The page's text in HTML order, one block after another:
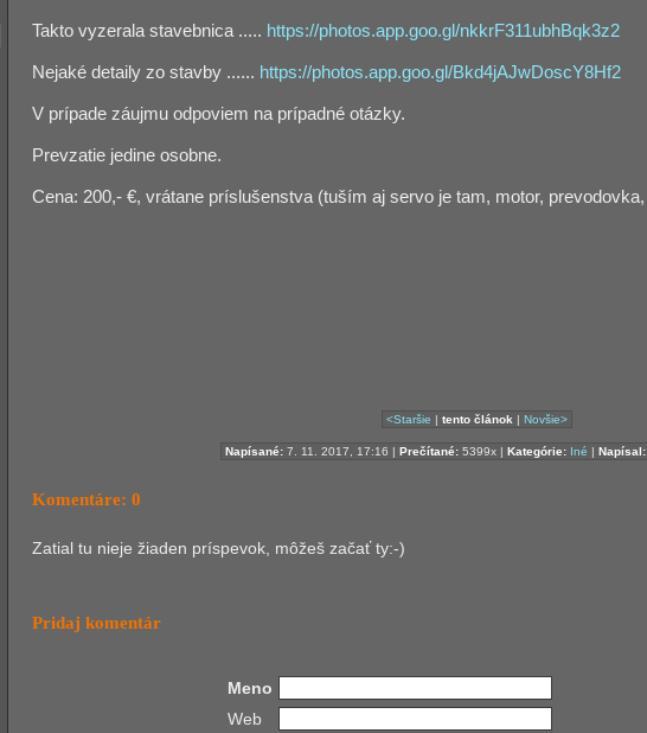
Takto vyzerala stavebnica ..... https://photos.app.goo.gl/nkkrF311ubhBqk3z2
Nejaké detaily zo stavby ...... https://photos.app.goo.gl/Bkd4jAJwDoscY8Hf2
V prípade záujmu odpoviem na prípadné otázky.
Prevzatie jedine osobne.
Cena: 200,- €, vrátane príslušenstva (tuším aj servo je tam, motor,
<Staršie | tento článok | Novšie>
Napísané:7. 11. 2017, 17:16 | Prečítané:5399x | Kategórie: Iné | Napísal:
Komentáre: 0
Zatial tu nieje žiaden príspevok, môžeš začať ty:-)
Pridaj komentár
Meno
Web